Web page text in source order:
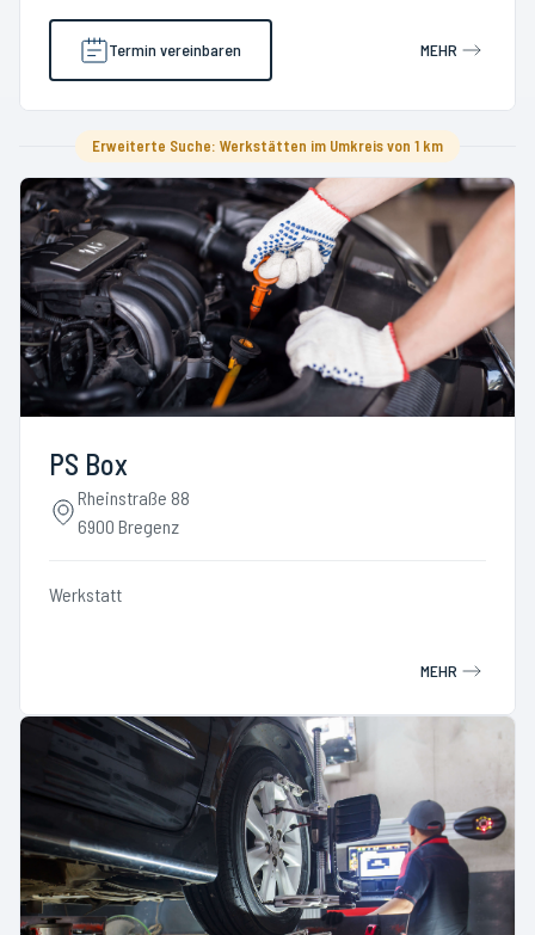
Termin vereinbaren MEHR
Erweiterte Suche: Werkstätten im Umkreis von 1 km
PS Box
Rheinstraße 88
6900 Bregenz
Werkstatt
MEHR